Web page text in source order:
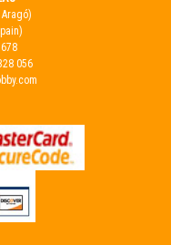
056